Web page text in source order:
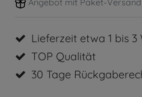
Lieferzeit etwa 1 bis
TOP Qualität
30 Tage